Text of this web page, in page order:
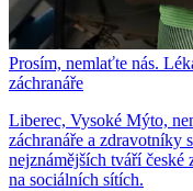
Prosím, nemlaťte nás.
záchranáře
Liberec, Vysoké Mýto,
záchranáře a zdravotníky
nejznámějších tváří české
na sociálních sítích.